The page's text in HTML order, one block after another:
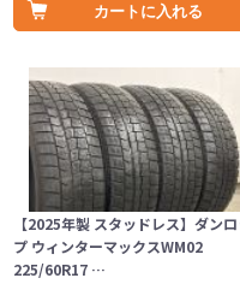
カートに入れる
【2025年製 スタッドレス】ダン
プ ウィンターマックスWM02
225/60R17 …